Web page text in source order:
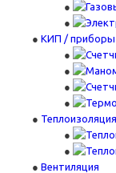
КИП / приборы
Вентиляция